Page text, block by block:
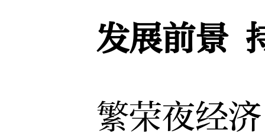
发展前景
繁荣夜经济